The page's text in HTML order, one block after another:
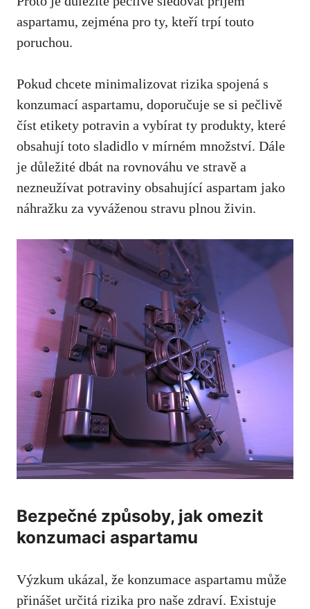
aspartamu, zejména pro ty, kteří trpí touto
poruchou.
Pokud ⁤chcete minimalizovat rizika spojená s
konzumací‍ aspartamu, doporučuje se si pečlivě
číst etikety potravin a vybírat ty produkty, které
obsahují toto sladidlo v mírném ​množství. Dále
je důležité dbát na rovnováhu ve stravě a⁣
nezneužívat potraviny obsahující aspartam​ jako
náhražku za vyváženou stravu‌ plnou živin.
Bezpečné způsoby, jak omezit
konzumaci aspartamu
Výzkum ukázal, že konzumace aspartamu může
přinášet určitá rizika pro ⁢naše zdraví. ‍Existuje